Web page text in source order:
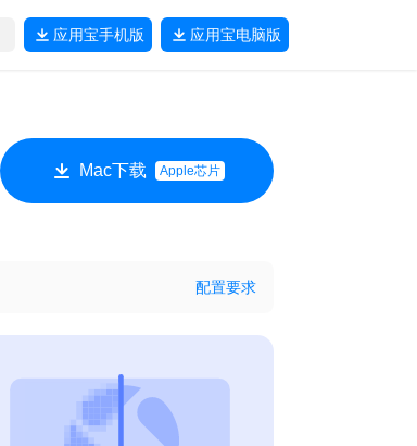
应用宝手机版 应用宝电脑版
Mac下载 Apple芯片
配置要求